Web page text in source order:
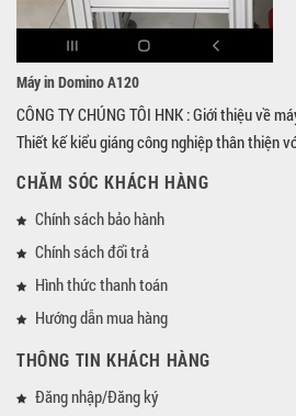
Máy in Domino A120
CÔNG TY CHÚNG TÔI HNK : Giới thiệu về
Thiết kế kiểu giáng công nghiệp thân thiện
CHĂM SÓC KHÁCH HÀNG
Chính sách bảo hành
Chính sách đổi trả
Hình thức thanh toán
Hướng dẫn mua hàng
THÔNG TIN KHÁCH HÀNG
Đăng nhập/Đăng ký